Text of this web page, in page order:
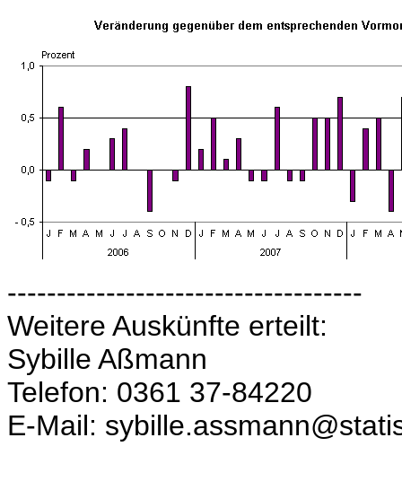
------------------------------------
Weitere Auskünfte erteilt:
Sybille Aßmann
Telefon: 0361 37-84220
E-Mail: